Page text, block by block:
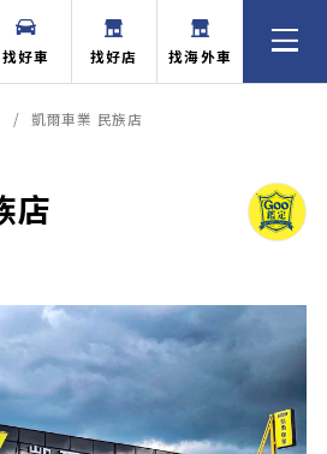
找好車 找好店 找海外車
凱爾車業 民族店
店